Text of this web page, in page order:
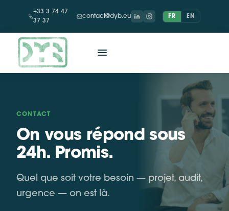
+33 3 74 47
37 37
contact@dyb.eu FR EN
CONTACT
On vous répond sous
24h. Promis.
Quel que soit votre besoin — projet, audit,
urgence — on est là.